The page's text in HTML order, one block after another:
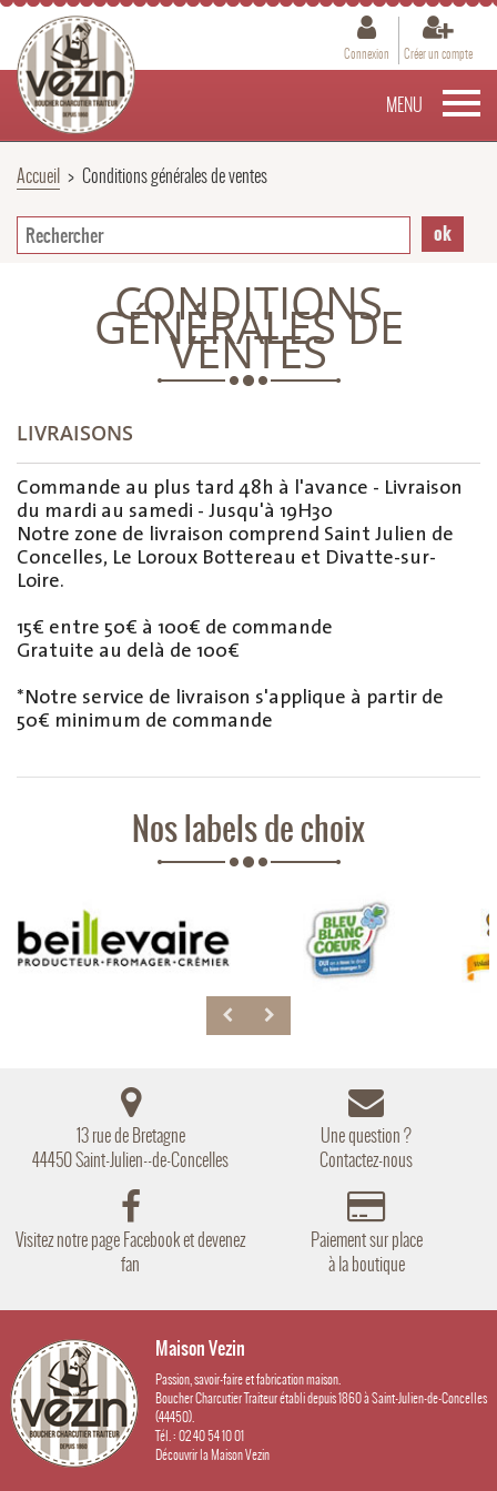
Connexion Créer un compte
MENU
Accueil > Conditions générales de ventes
CONDITIONS
GÉNÉRALES DE
VENTES
LIVRAISONS
Commande au plus tard 48h à l'avance - Livraison
du mardi au samedi - Jusqu'à 19H30
Notre zone de livraison comprend Saint Julien de
Concelles, Le Loroux Bottereau et Divatte-sur-
Loire.
15€ entre 50€ à 100€ de commande
Gratuite au delà de 100€
*Notre service de livraison s'applique à partir de
50€ minimum de commande
Nos labels de choix
13 rue de Bretagne
44450 Saint-Julien--de-Concelles
Une question ?
Contactez-nous
Visitez notre page Facebook et devenez
fan
Paiement sur place
à la boutique
Maison Vezin
Passion, savoir-faire et fabrication maison.
Boucher Charcutier Traiteur établi depuis 1860 à Saint-Julien-de-Concelles
(44450).
Tél. : 02 40 54 10 01
Découvrir la Maison Vezin